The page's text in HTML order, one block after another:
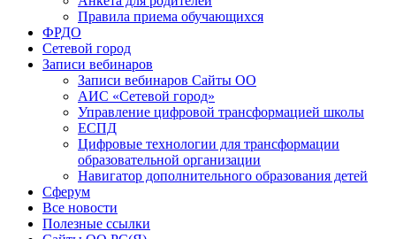
Правила приема обучающихся
ФРДО
Сетевой город
Записи вебинаров
Записи вебинаров Сайты ОО
АИС «Сетевой город»
Управление цифровой трансформацией школы
ЕСПД
Цифровые технологии для трансформации
образовательной организации
Навигатор дополнительного образования детей
Сферум
Все новости
Полезные ссылки